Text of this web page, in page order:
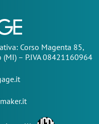
: Corso Magenta 85,
– P.IVA 08421160964